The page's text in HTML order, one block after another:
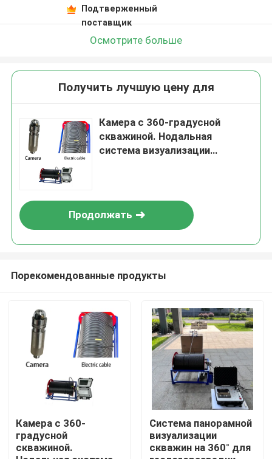
Главная страница
Продукция
О Компании
Подтверженный
поставщик
Осмотрите больше
Получить лучшую цену для
Камера с 360-градусной
скважиной. Нодальная
система визуализации
Продолжать
Порекомендованные продукты
Камера с 360-
градусной
скважиной.
Система панорамной
визуализации
скважин на 360° для